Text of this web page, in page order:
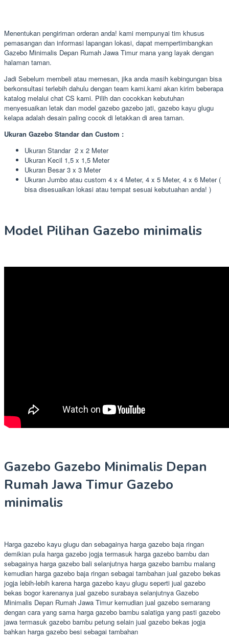
Menentukan pengiriman orderan anda! kami mempunyai tim khusus
pemasangan dan informasi lapangan lokasi, dapat mempertimbangkan
Gazebo Minimalis Depan Rumah Jawa Timur mana yang layak dengan
halaman taman.
Jadi Sebelum membeli atau memesan, jika anda masih kebingungan bisa
berkonsultasi terlebih dahulu dengan team kami.kami akan kirim beberapa
katalog melalui chat CS kami. Pilih dan cocokkan kebutuhan
menyesuaikan letak dan model gazebo gazebo jati, gazebo kayu glugu
kelapa adalah desain paling cocok di letakkan di area taman.
Ukuran Gazebo Standar dan Custom :
Ukuran Standar 2 x 2 Meter
Ukuran Kecil 1,5 x 1,5 Meter
Ukuran Besar 3 x 3 Meter
Ukuran Jumbo atau custom 4 x 4 Meter, 4 x 5 Meter, 4 x 6 Meter (
bisa disesuaikan lokasi atau tempat sesuai kebutuahan anda! )
Model Pilihan Gazebo minimalis
Gazebo Gazebo Minimalis Depan
Rumah Jawa Timur Gazebo
minimalis
Harga gazebo kayu glugu dan sebagainya harga gazebo baja ringan
demikian pula harga gazebo jogja termasuk harga gazebo bambu dan
sebagainya harga gazebo bali selanjutnya harga gazebo bambu malang
kemudian harga gazebo baja ringan sebagai tambahan jual gazebo bekas
jogja lebih-lebih karena harga gazebo kayu glugu seperti jual gazebo
bekas bogor karenanya jual gazebo surabaya selanjutnya Gazebo
Minimalis Depan Rumah Jawa Timur kemudian jual gazebo semarang
dengan cara yang sama harga gazebo bambu salatiga yang pasti gazebo
jawa termasuk gazebo bambu petung selain jual gazebo bekas jogja
bahkan harga gazebo besi sebagai tambahan